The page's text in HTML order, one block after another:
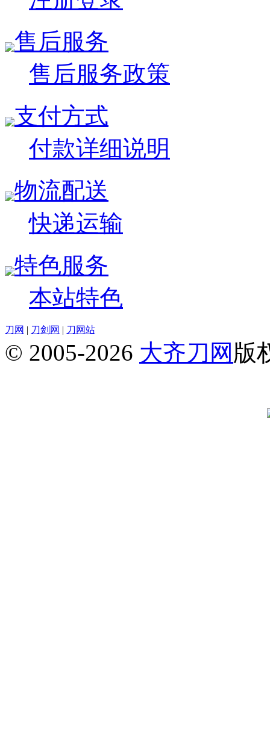
售后服务
售后服务政策
支付方式
付款详细说明
物流配送
快递运输
特色服务
本站特色
刀网 | 刀剑网 | 刀网站
© 2005-2026 大齐刀网 版